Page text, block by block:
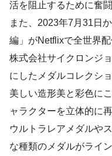
活を阻止するために奮
また、2023年7月31日
編」がNetflixで全世界配
株式会社サイクロンジ
にしたメダルコレクシ
美しい造形美と彩色に
ャラクターを立体的に
ウルトラレアメダルや
な種類のメダルがライ